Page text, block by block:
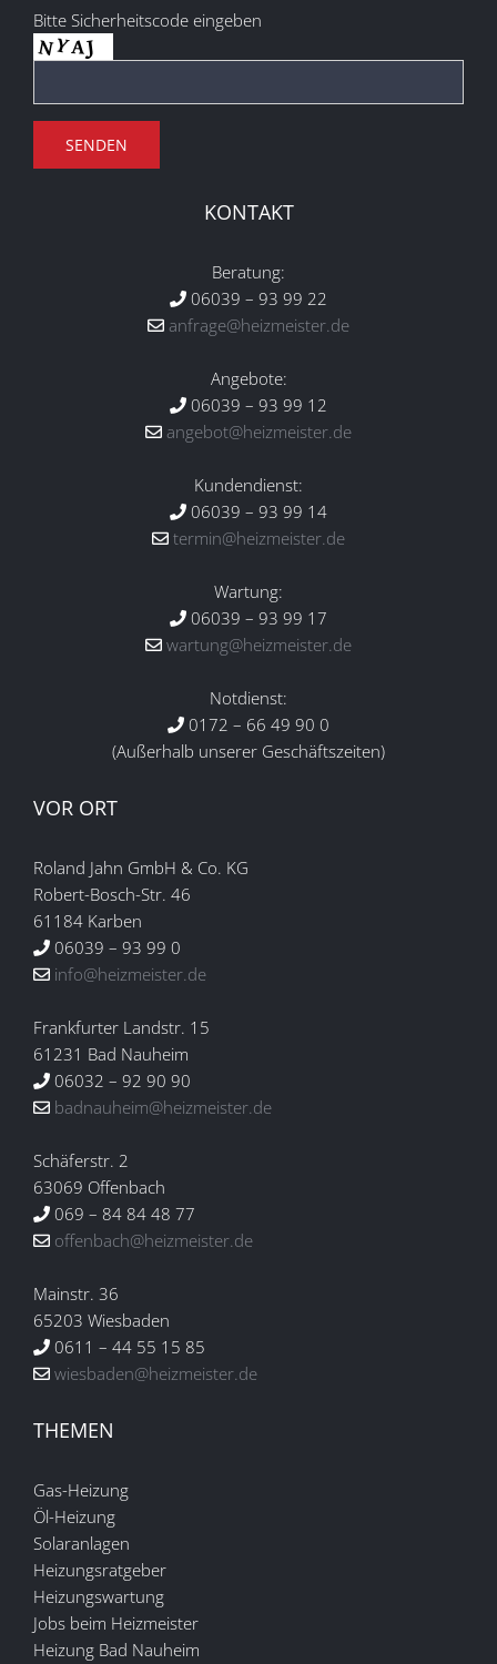
Bitte Sicherheitscode eingeben
KONTAKT
Beratung:
06039 – 93 99 22
anfrage@heizmeister.de
Angebote:
06039 – 93 99 12
angebot@heizmeister.de
Kundendienst:
06039 – 93 99 14
termin@heizmeister.de
Wartung:
06039 – 93 99 17
wartung@heizmeister.de
Notdienst:
0172 – 66 49 90 0
(Außerhalb unserer Geschäftszeiten)
VOR ORT
Roland Jahn GmbH & Co. KG
Robert-Bosch-Str. 46
61184 Karben
06039 – 93 99 0
info@heizmeister.de
Frankfurter Landstr. 15
61231 Bad Nauheim
06032 – 92 90 90
badnauheim@heizmeister.de
Schäferstr. 2
63069 Offenbach
069 – 84 84 48 77
offenbach@heizmeister.de
Mainstr. 36
65203 Wiesbaden
0611 – 44 55 15 85
wiesbaden@heizmeister.de
THEMEN
Gas-Heizung
Öl-Heizung
Solaranlagen
Heizungsratgeber
Heizungswartung
Jobs beim Heizmeister
Heizung Bad Nauheim